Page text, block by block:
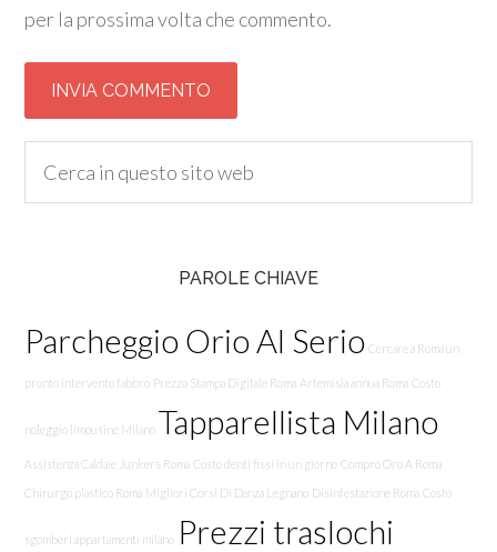
per la prossima volta che commento.
PAROLE CHIAVE
Parcheggio Orio Al Serio Cercare a Roma un
pronto intervento fabbro Prezzo Stampa Digitale Roma Artemisia annua Roma Costo
noleggio limousine Milano Tapparellista Milano
Assistenza Caldaie Junkers Roma Costo denti fissi in un giorno Compro Oro A Roma
Chirurgo plastico Roma Migliori Corsi Di Danza Legnano Disinfestazione Roma Costo
sgomberi appartamenti milano Prezzi traslochi